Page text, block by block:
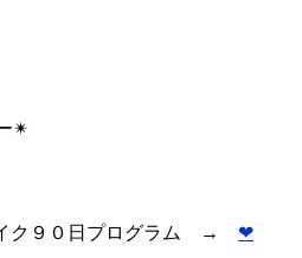
✴︎
ク９０日プログラム → ❤︎